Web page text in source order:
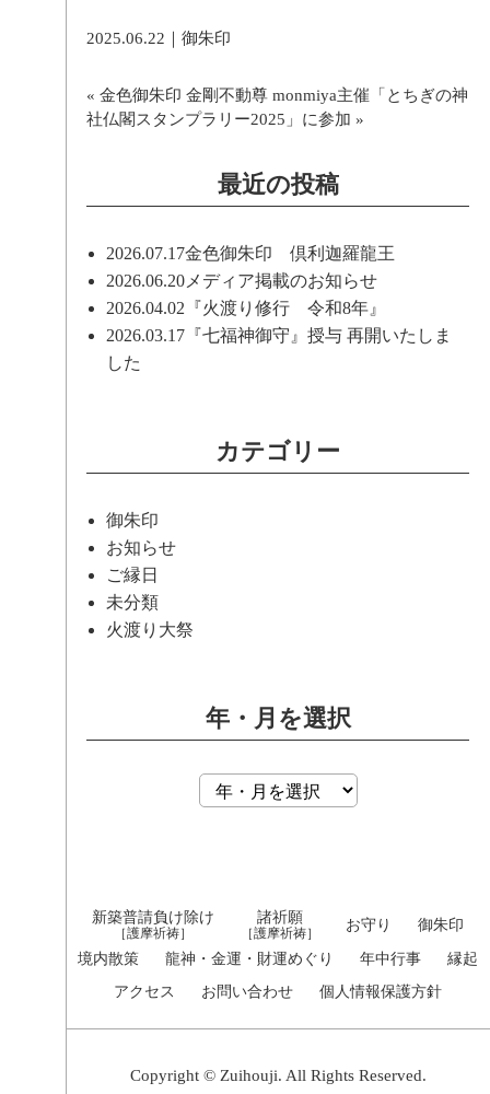
2025.06.22｜御朱印
«金色御朱印 金剛不動尊 monmiya主催「とちぎの神
社仏閣スタンプラリー2025」に参加 »
最近の投稿
2026.07.17金色御朱印 倶利迦羅龍王
2026.06.20 メディア掲載のお知らせ
2026.04.02 『火渡り修行 令和8年』
2026.03.17 『七福神御守』授与 再開いたしま
した
カテゴリー
御朱印
お知らせ
ご縁日
未分類
火渡り大祭
年・月を選択
新築普請負け除け
［護摩祈祷］
諸祈願
［護摩祈祷］ お守り 御朱印
境内散策 龍神・金運・財運めぐり 年中行事
縁起
アクセス
お問い合わせ 個人情報保護方針
Copyright © Zuihouji. All Rights Reserved.